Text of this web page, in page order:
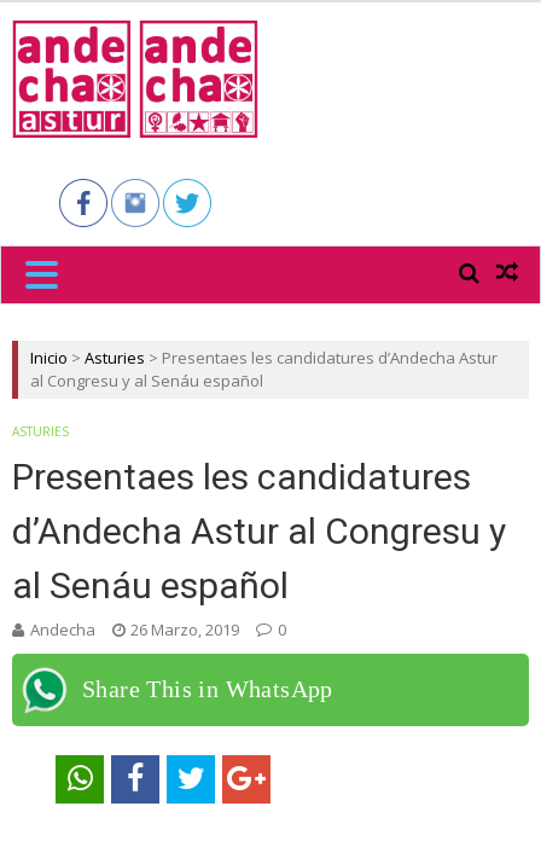
ASTUR
Inicio > Asturies > Presentaes les candidatures d’Andecha Astur
al Congresu y al Senáu español
ASTURIES
Presentaes les candidatures
d’Andecha Astur al Congresu y
al Senáu español
Andecha 26 Marzo, 2019 0
Share This in WhatsApp